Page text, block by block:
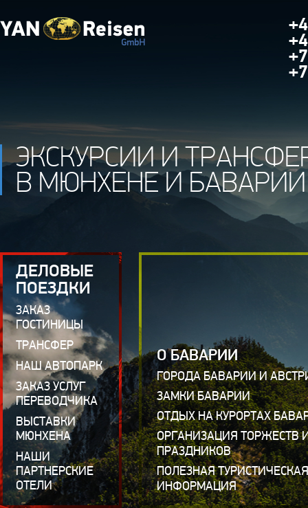
ЭКСКУРСИИ И
В МЮНХЕНЕ И БАВАРИИ
ДЕЛОВЫЕ
ПОЕЗДКИ
ЗАКАЗ
ГОСТИНИЦЫ
ТРАНСФЕР
НАШ АВТОПАРК
ЗАКАЗ УСЛУГ
ПЕРЕВОДЧИКА
ВЫСТАВКИ
МЮНХЕНА
НАШИ
ПАРТНЕРСКИЕ
ОТЕЛИ
О БАВАРИИ
ГОРОДА БАВАРИИ И
ЗАМКИ БАВАРИИ
ОТДЫХ НА КУРОРТАХ
ОРГАНИЗАЦИЯ ТОРЖЕСТВ
ПРАЗДНИКОВ
ПОЛЕЗНАЯ ТУРИСТИЧЕСКАЯ
ИНФОРМАЦИЯ